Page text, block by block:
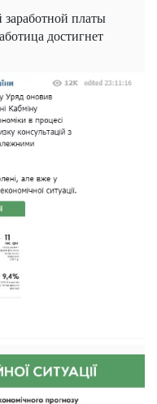
заработной платы
достигнет